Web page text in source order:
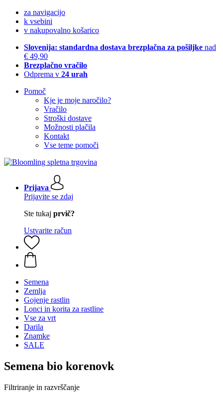
za navigacijo
k vsebini
v nakupovalno košarico
Slovenija: standardna dostava brezplačna za pošiljke nad
€ 49,90
Brezplačno vračilo
Odprema v 24 urah
Pomoč
Kje je moje naročilo?
Vračilo
Stroški dostave
Možnosti plačila
Kontakt
Vse teme pomoči
Prijava
Prijavite se zdaj
Ste tukaj prvič?
Ustvarite račun
Semena
Zemlja
Gojenje rastlin
Lonci in korita za rastline
Vse za vrt
Darila
Znamke
SALE
Semena bio korenovk
Filtriranje in razvrščanje